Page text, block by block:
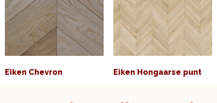
Eiken Chevron Eiken Hongaarse punt